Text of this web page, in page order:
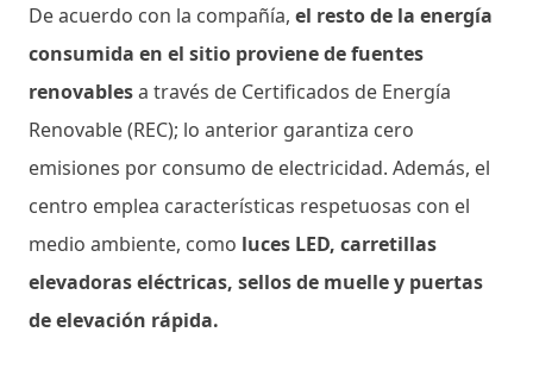
De acuerdo con la compañía, el resto de la energía
consumida en el sitio proviene de fuentes
renovablesa través de Certificados de Energía
Renovable (REC); lo anterior garantiza cero
emisiones por consumo de electricidad. Además, el
centro emplea características respetuosas con el
medio ambiente, como luces LED, carretillas
elevadoras eléctricas, sellos de muelle y puertas
de elevación rápida.